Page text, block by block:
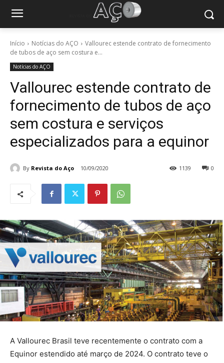
Início Notícias do AÇO
Vallourec estende contrato de fornecimento
de tubos de aço sem costura e...
Notícias do AÇO
Vallourec estende contrato de
fornecimento de tubos de aço
sem costura e serviços
especializados para a equinor
By Revista do Aço 10/09/2020 0
1139
A Vallourec Brasil teve recentemente o contrato com a
Equinor estendido até março de 2024. O contrato teve o